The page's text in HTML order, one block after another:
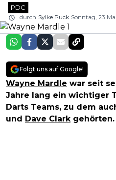
PDC
durch Sylke Puck Sonntag, 23
Folgt uns auf Google!
Wayne Mardle war seit
Jahre lang ein wichtiger
Darts Teams, zu dem
und Dave Clarkgehörten.